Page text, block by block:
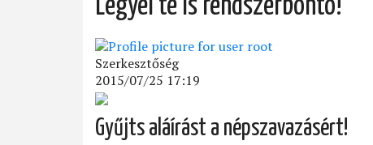
Legyél te is rendszerbontó!
Szerkesztőség
2015/07/25 17:19
Gyűjts aláírást a népszavazásért!